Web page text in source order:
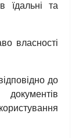
їдальні та
власності
до